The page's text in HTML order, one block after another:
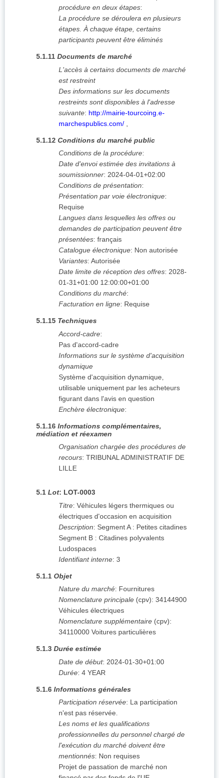
procédure en deux étapes:
La procédure se déroulera en plusieurs
étapes. À chaque étape, certains
participants peuvent être éliminés
5.1.11 Documents de marché
L'accès à certains documents de marché
est restreint
Des informations sur les documents
restreints sont disponibles à l'adresse
suivante: http://mairie-tourcoing.e-
marchespublics.com/
5.1.12 Conditions du marché public
Conditions de la procédure:
Date d'envoi estimée des invitations à
soumissionner: 2024-04-01+02:00
Conditions de présentation:
Présentation par voie électronique:
Requise
Langues dans lesquelles les offres ou
demandes de participation peuvent être
présentées: français
Catalogue électronique: Non autorisée
Variantes: Autorisée
Date limite de réception des offres: 2028-
01-31+01:00 12:00:00+01:00
Conditions du marché:
Facturation en ligne: Requise
5.1.15 Techniques
Accord-cadre:
Pas d'accord-cadre
Informations sur le système d'acquisition
dynamique
Système d'acquisition dynamique,
utilisable uniquement par les acheteurs
figurant dans l'avis en question
Enchère électronique:
5.1.16 Informations complémentaires,
médiation et réexamen
Organisation chargée des procédures de
recours: TRIBUNAL ADMINISTRATIF DE
LILLE
5.1 Lot: LOT-0003
Titre: Véhicules légers thermiques ou
électriques d'occasion en acquisition
Description: Segment A : Petites citadines
Segment B : Citadines polyvalents
Ludospaces
Identifiant interne: 3
5.1.1 Objet
Nature du marché: Fournitures
Nomenclature principale (cpv): 34144900
Véhicules électriques
Nomenclature supplémentaire (cpv):
34110000 Voitures particulières
5.1.3 Durée estimée
Date de début: 2024-01-30+01:00
Durée: 4 YEAR
5.1.6 Informations générales
Participation réservée: La participation
n'est pas réservée.
Les noms et les qualifications
professionnelles du personnel chargé de
l'exécution du marché doivent être
mentionnés: Non requises
Projet de passation de marché non